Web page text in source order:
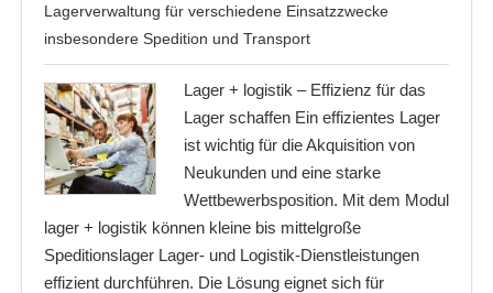
Lagerverwaltung für verschiedene Einsatzzwecke
insbesondere Spedition und Transport
Lager + logistik – Effizienz für das
Lager schaffen Ein effizientes Lager
ist wichtig für die Akquisition von
Neukunden und eine starke
Wettbewerbsposition. Mit dem Modul
lager + logistik können kleine bis mittelgroße
Speditionslager Lager- und Logistik-Dienstleistungen
effizient durchführen. Die Lösung eignet sich für